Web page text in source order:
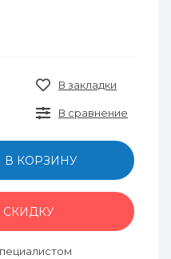
В закладки
В сравнение
В КОРЗИНУ